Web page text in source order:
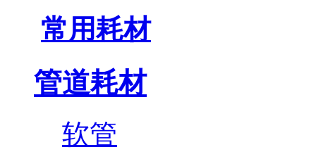
常用耗材
管道耗材
软管